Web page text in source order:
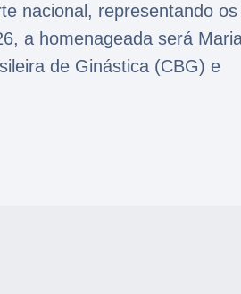
nacional, representando os
a homenageada será
de Ginástica (CBG) e